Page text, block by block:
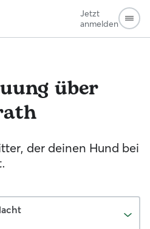
Jetzt
anmelden
über
der deinen Hund bei